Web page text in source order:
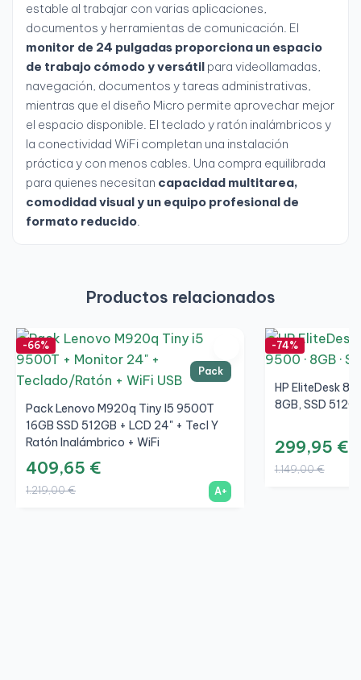
estable al trabajar con varias aplicaciones,
documentos y herramientas de comunicación. El
monitor de 24 pulgadas proporciona un espacio
de trabajo cómodo y versátil para videollamadas,
navegación, documentos y tareas administrativas,
mientras que el diseño Micro permite aprovechar mejor
el espacio disponible. El teclado y ratón inalámbricos y
la conectividad WiFi completan una instalación
práctica y con menos cables. Una compra equilibrada
para quienes necesitan capacidad multitarea,
comodidad visual y un equipo profesional de
formato reducido.
Productos relacionados
Pack
-66%
Pack Lenovo M920q Tiny I5 9500T
16GB SSD 512GB + LCD 24" + Tecl Y
Ratón Inalámbrico + WiFi
409,65 €
1.219,00 € A+
-74%
HP EliteDesk
8GB, SSD
299,95 €
1.149,00 €